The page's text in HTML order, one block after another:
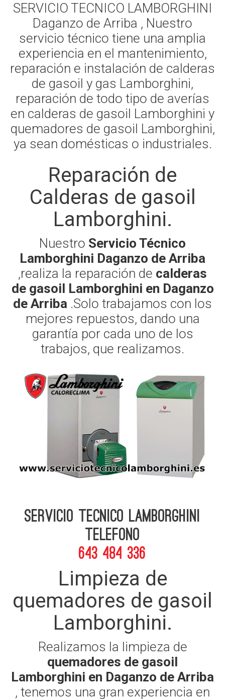
SERVICIO TECNICO LAMBORGHINI
Daganzo de Arriba , Nuestro
servicio técnico tiene una amplia
experiencia en el mantenimiento,
reparación e instalación de calderas
de gasoil y gas Lamborghini,
reparación de todo tipo de averías
en calderas de gasoil Lamborghini y
quemadores de gasoil Lamborghini,
ya sean domésticas o industriales.
Reparación de
Calderas de gasoil
Lamborghini.
Nuestro Servicio Técnico
Lamborghini Daganzo de Arriba
,realiza la reparación de calderas
de gasoil Lamborghini en Daganzo
de Arriba .Solo trabajamos con los
mejores repuestos, dando una
garantía por cada uno de los
trabajos, que realizamos.
Servicio Tecnico Lamborghini
telefono
643 484 336
Limpieza de
quemadores de gasoil
Lamborghini.
Realizamos la limpieza de
quemadores de gasoil
Lamborghini en Daganzo de Arriba
, tenemos una gran experiencia en